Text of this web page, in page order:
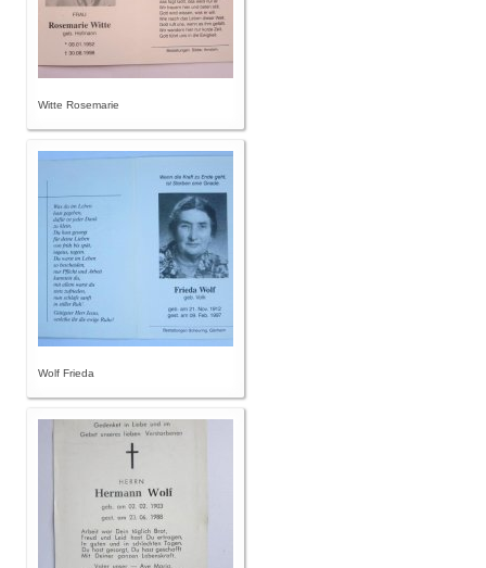
Witte Rosemarie
Wolf Frieda